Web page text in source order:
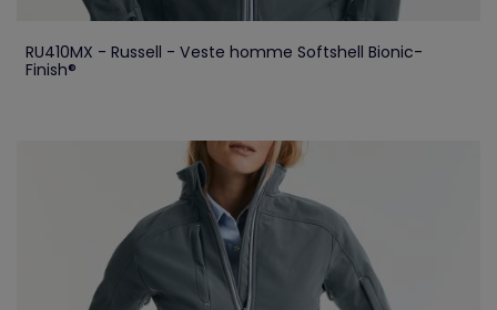
RU410MX - Russell - Veste homme Softshell Bionic-
Finish®